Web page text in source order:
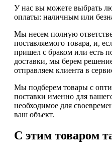
У нас вы можете выбрать
оплаты: наличным или
Мы несем полную
поставляемого товара, и,
пришел с браком или есть
доставки, мы берем
отправляем клиента в
Мы подберем товары с
поставки именно для
необходимое для
ваш объект.
С этим товаром